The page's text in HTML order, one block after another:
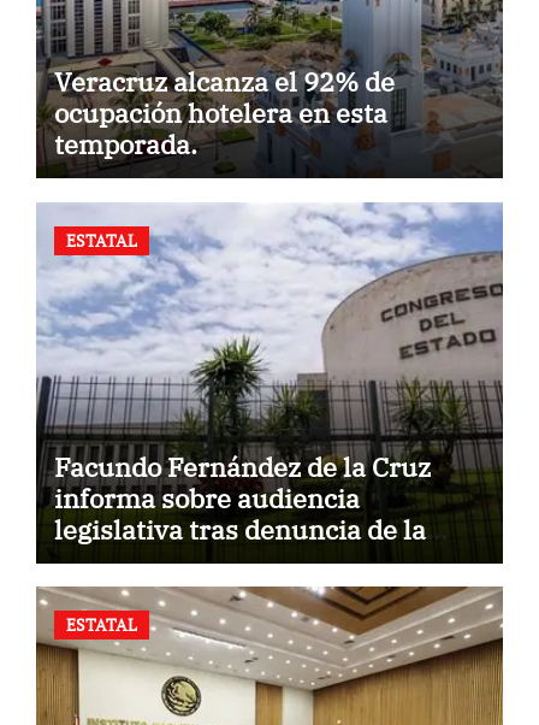
Veracruz alcanza el 92% de
ocupación hotelera en esta
temporada.
ESTATAL
Facundo Fernández de la Cruz
informa sobre audiencia
legislativa tras denuncia de la
Fiscalía.
ESTATAL